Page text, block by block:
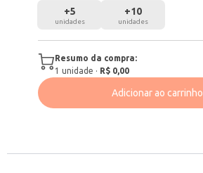
+5
unidades
+10
unidades
Resumo da compra:
1 unidade · R$ 0,00
Adicionar ao carrinho